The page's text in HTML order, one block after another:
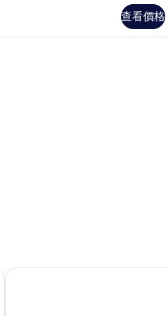
查看價格
卡塔亞諾卡家酒店